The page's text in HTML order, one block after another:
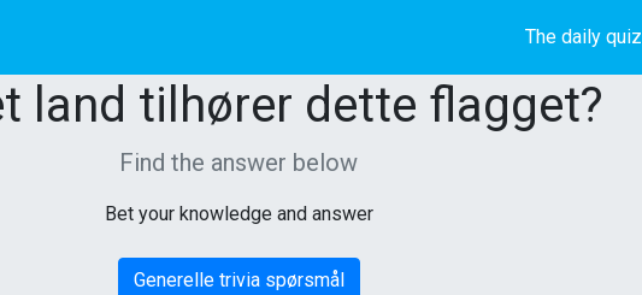
The daily quiz
land tilhører dette flagget?
Find the answer below
Bet your knowledge and answer
Generelle trivia spørsmål